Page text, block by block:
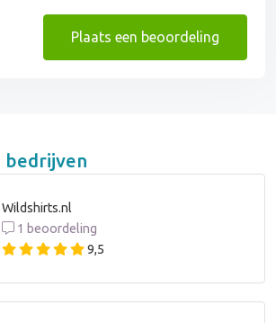
Plaats een beoordeling
bedrijven
Wildshirts.nl
1 beoordeling
9,5